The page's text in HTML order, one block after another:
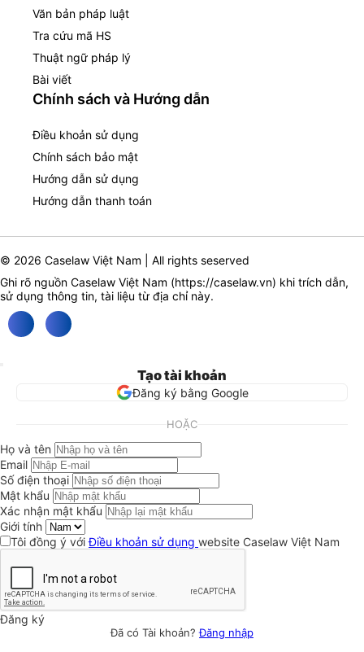
Văn bản pháp luật
Tra cứu mã HS
Thuật ngữ pháp lý
Bài viết
Chính sách và Hướng dẫn
Điều khoản sử dụng
Chính sách bảo mật
Hướng dẫn sử dụng
Hướng dẫn thanh toán
© 2026 Caselaw Việt Nam | All rights seserved
Ghi rõ nguồn Caselaw Việt Nam (https://caselaw.vn) khi trích dẫn,
sử dụng thông tin, tài liệu từ địa chỉ này.
Tạo tài khoản
Đăng ký bằng Google
HOẶC
Họ và tên
Email
Số điện thoại
Mật khẩu
Xác nhận mật khẩu
Giới tính
Tôi đồng ý vớiĐiều khoản sử dụng website Caselaw Việt Nam
Đăng ký
Đã có Tài khoản?Đăng nhập